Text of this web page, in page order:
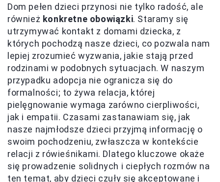
Dom pełen dzieci przynosi nie tylko radość, ale
również konkretne obowiązki. Staramy się
utrzymywać kontakt z domami dziecka, z
których pochodzą nasze dzieci, co pozwala nam
lepiej zrozumieć wyzwania, jakie stają przed
rodzinami w podobnych sytuacjach. W naszym
przypadku adopcja nie ogranicza się do
formalności; to żywa relacja, której
pielęgnowanie wymaga zarówno cierpliwości,
jak i empatii. Czasami zastanawiam się, jak
nasze najmłodsze dzieci przyjmą informację o
swoim pochodzeniu, zwłaszcza w kontekście
relacji z rówieśnikami. Dlatego kluczowe okaże
się prowadzenie solidnych i ciepłych rozmów na
ten temat, aby dzieci czuły się akceptowane i